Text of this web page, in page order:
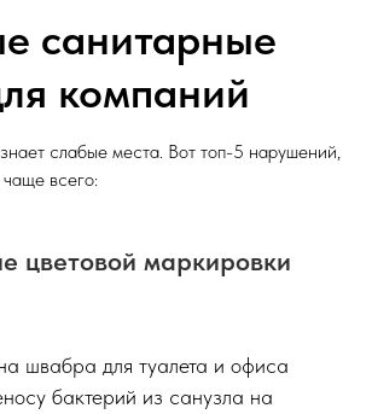
санитарные
компаний
слабые места. Вот топ-5 нарушений,
всего:
цветовой маркировки
швабра для туалета и офиса
бактерий из санузла на